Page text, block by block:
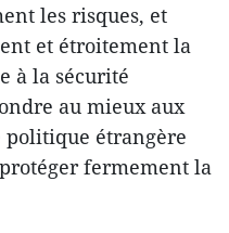
les risques, et
et étroitement la
à la sécurité
au mieux aux
politique étrangère
fermement la